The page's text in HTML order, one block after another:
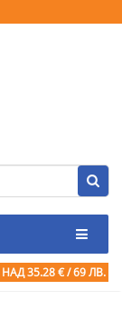
НАД 35.28 € / 69 ЛВ.